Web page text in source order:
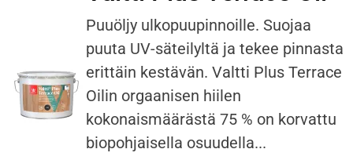
Puuöljy ulkopuupinnoille. Suojaa
puuta UV-säteilyltä ja tekee pinnasta
erittäin kestävän. Valtti Plus Terrace
Oilin orgaanisen hiilen
kokonaismäärästä 75 % on korvattu
biopohjaisella osuudella...